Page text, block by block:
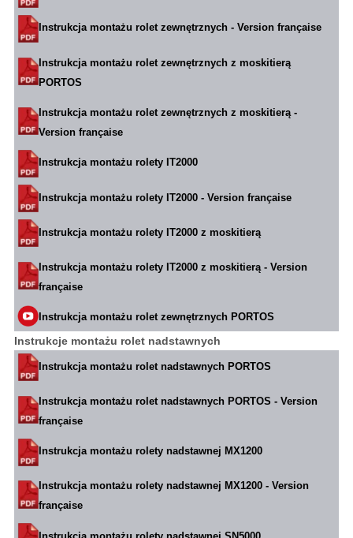
Instrukcja montażu rolet zewnętrznych - Version française
Instrukcja montażu rolet zewnętrznych z moskitierą
PORTOS
Instrukcja montażu rolet zewnętrznych z moskitierą -
Version française
Instrukcja montażu rolety IT2000
Instrukcja montażu rolety IT2000 - Version française
Instrukcja montażu rolety IT2000 z moskitierą
Instrukcja montażu rolety IT2000 z moskitierą - Version
française
Instrukcja montażu rolet zewnętrznych PORTOS
Instrukcje montażu rolet nadstawnych
Instrukcja montażu rolet nadstawnych PORTOS
Instrukcja montażu rolet nadstawnych PORTOS - Version
française
Instrukcja montażu rolety nadstawnej MX1200
Instrukcja montażu rolety nadstawnej MX1200 - Version
française